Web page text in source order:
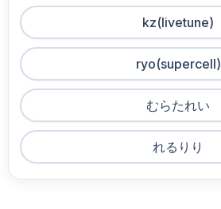
kz(livetune)
ryo(supercell)
むらたれい
れるりり